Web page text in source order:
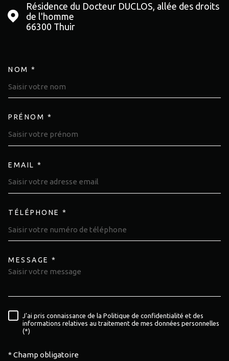
Résidence du Docteur DUCLOS, allée des droits
de l'homme
66300
Thuir
NOM *
PRÉNOM *
EMAIL *
TÉLÉPHONE *
MESSAGE *
RÈGLEMENTATION
J'ai pris connaissance de la Politique de confidentialité et des
informations relatives au traitement de mes données personnelles
(*)
* Champ obligatoire